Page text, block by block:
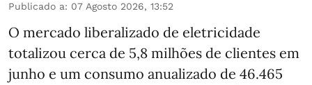
Publicado a: 07 Agosto 2026, 13:52
O mercado liberalizado de eletricidade
totalizou cerca de 5,8 milhões de clientes em
junho e um consumo anualizado de 46.465